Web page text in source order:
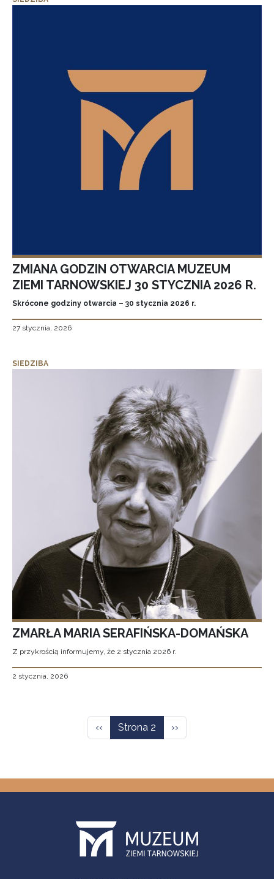
ZMIANA GODZIN OTWARCIA MUZEUM
ZIEMI TARNOWSKIEJ 30 STYCZNIA 2026 R.
Skrócone godziny otwarcia – 30 stycznia 2026 r.
27 stycznia, 2026
SIEDZIBA
ZMARŁA MARIA SERAFIŃSKA-DOMAŃSKA
Z przykrością informujemy, że 2 stycznia 2026 r.
2 stycznia, 2026
Poprzednia strona
‹‹ Strona 2 Następna strona
››